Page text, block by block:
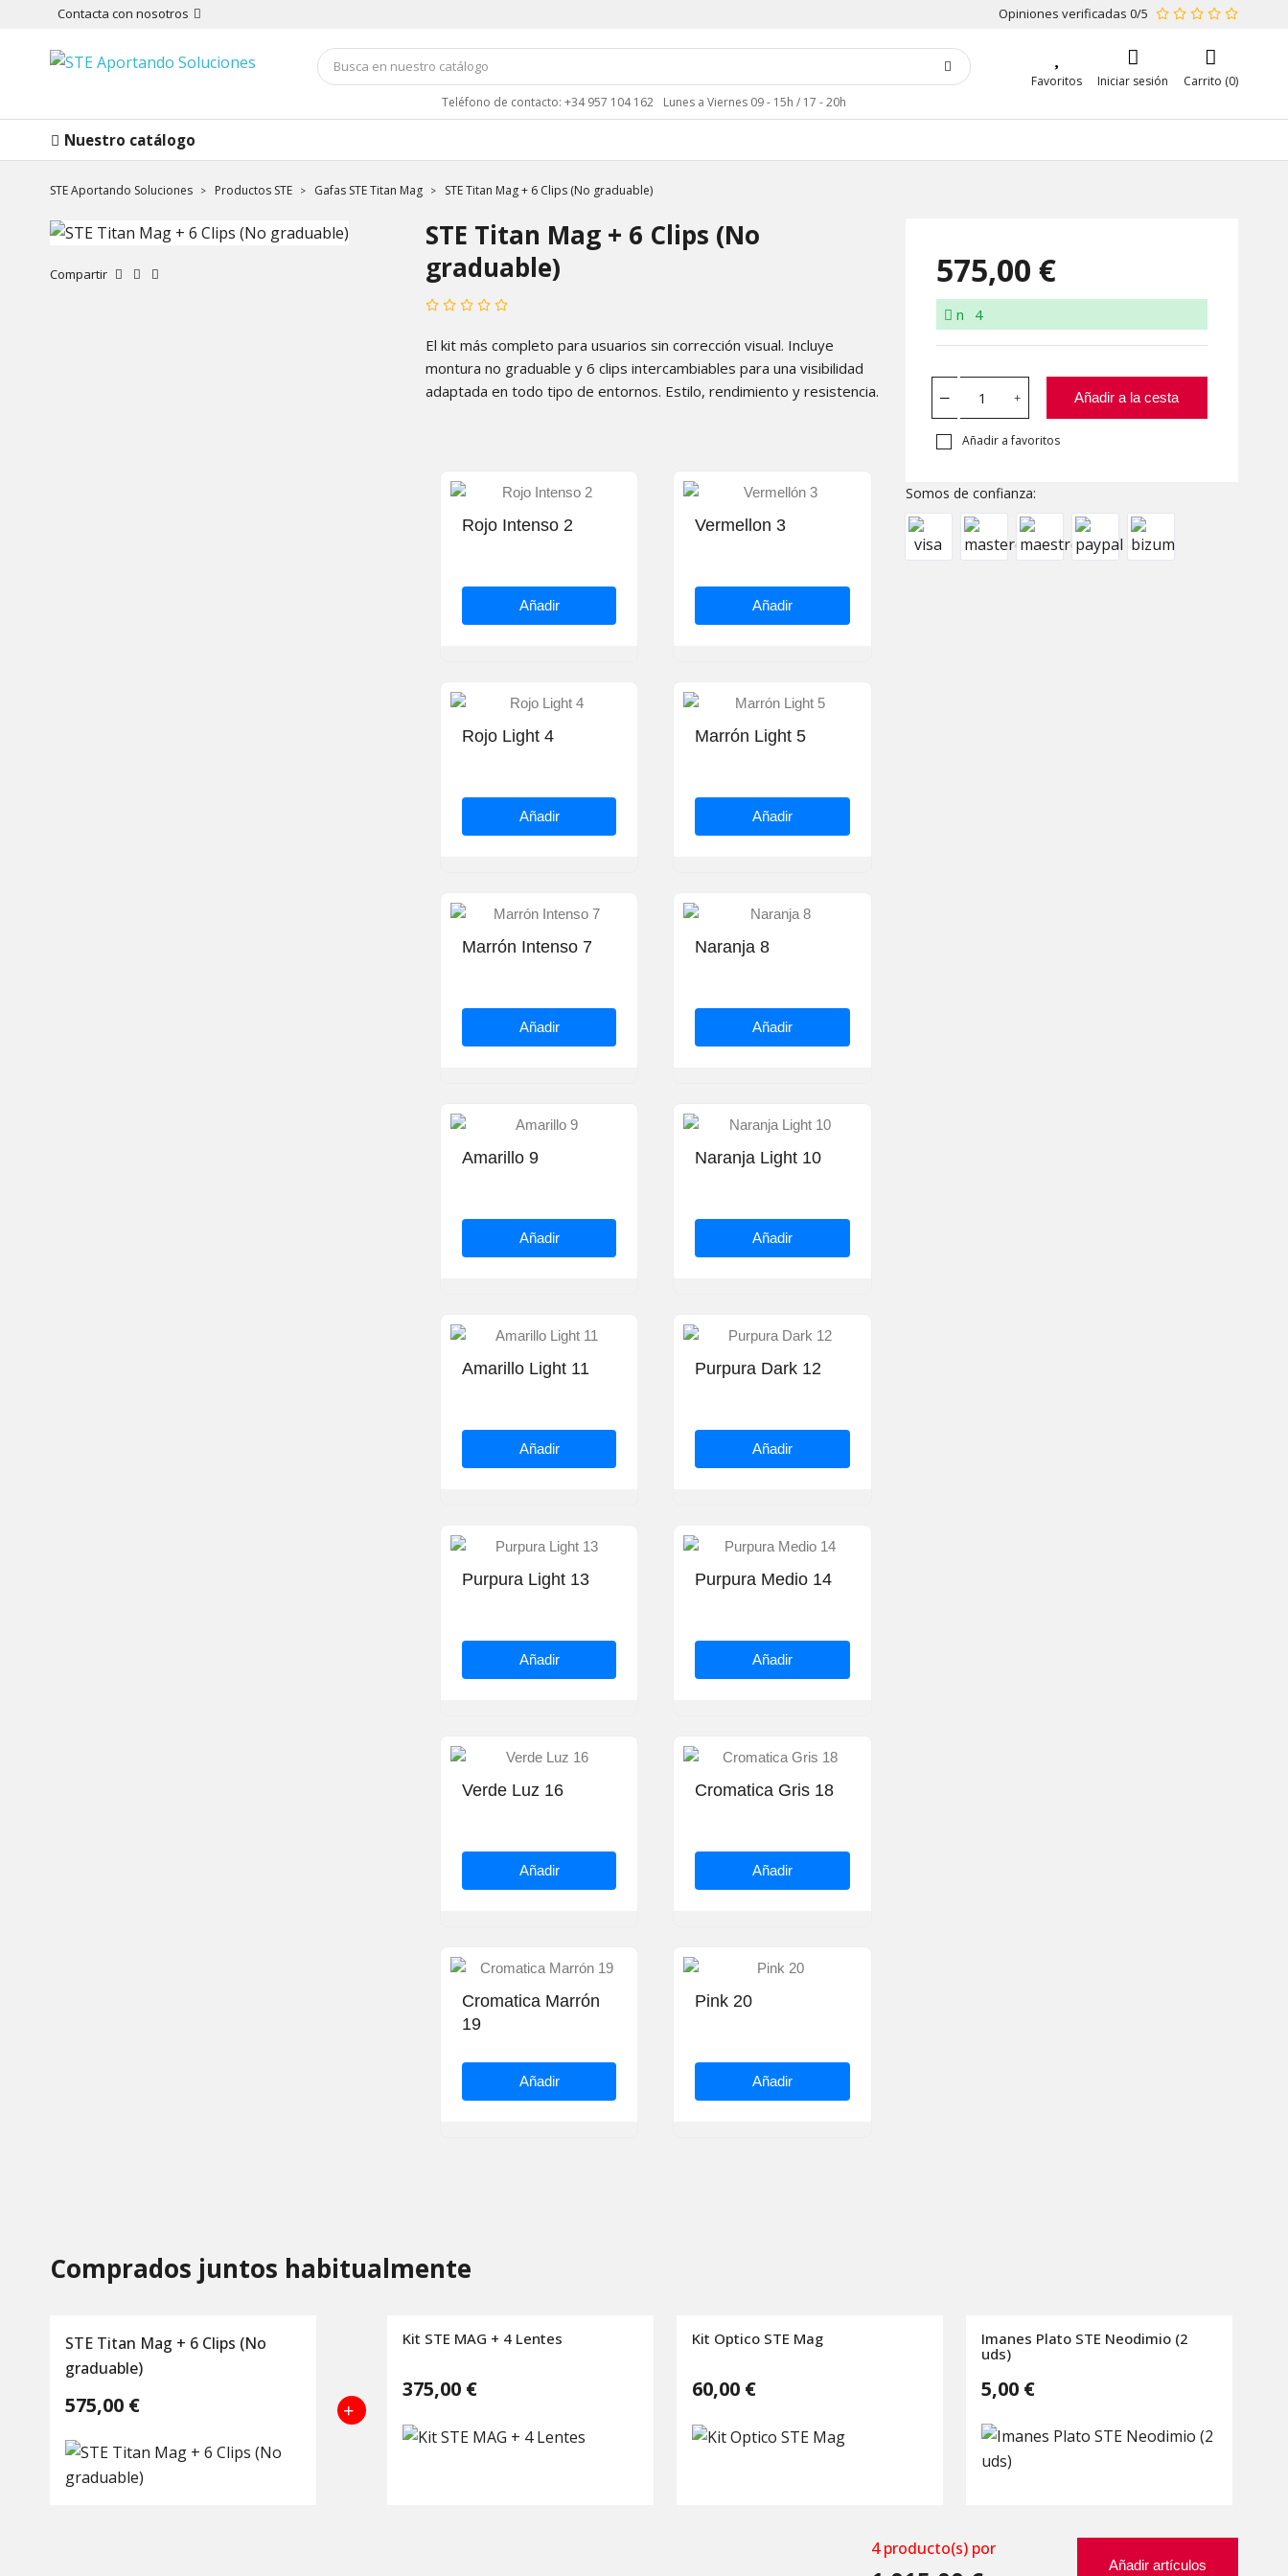
Contacta con nosotros Opiniones verificadas 0/5
Teléfono de contacto: +34 957 104 162 Lunes a Viernes 09 - 15h / 17 - 20h
Favoritos Iniciar sesión Carrito (0)
Nuestro catálogo
STE Aportando Soluciones Productos STE Gafas STE Titan Mag STE Titan Mag + 6 Clips (No graduable)
Compartir
STE Titan Mag + 6 Clips (No
graduable)
El kit más completo para usuarios sin corrección visual. Incluye
montura no graduable y 6 clips intercambiables para una visibilidad
adaptada en todo tipo de entornos. Estilo, rendimiento y resistencia.
Rojo Intenso 2
Añadir
Vermellon 3
Añadir
Rojo Light 4
Añadir
Marrón Light 5
Añadir
Marrón Intenso 7
Añadir
Naranja 8
Añadir
Amarillo 9
Añadir
Naranja Light 10
Añadir
Amarillo Light 11
Añadir
Purpura Dark 12
Añadir
Purpura Light 13
Añadir
Purpura Medio 14
Añadir
Verde Luz 16
Añadir
Cromatica Gris 18
Añadir
Cromatica Marrón
19
Añadir
Pink 20
Añadir
575,00 €
n 4
Añadir a la cesta
Añadir a favoritos
Somos de confianza:
Comprados juntos habitualmente
STE Titan Mag + 6 Clips (No
graduable)
575,00 €
Kit STE MAG + 4 Lentes
375,00 €
Kit Optico STE Mag
60,00 €
Imanes Plato STE Neodimio (2
uds)
5,00 €
4producto(s) por
Añadir artículos